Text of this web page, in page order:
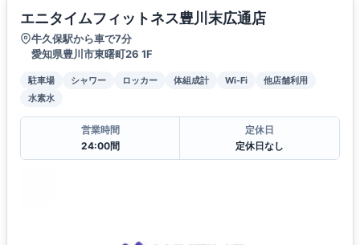
エニタイムフィットネス豊川末広通店
牛久保駅から車で7分
愛知県豊川市東曙町26 1F
駐車場 シャワー ロッカー 体組成計 Wi-Fi
他店舗利用
水素水
営業時間
24:00間
定休日
定休日なし